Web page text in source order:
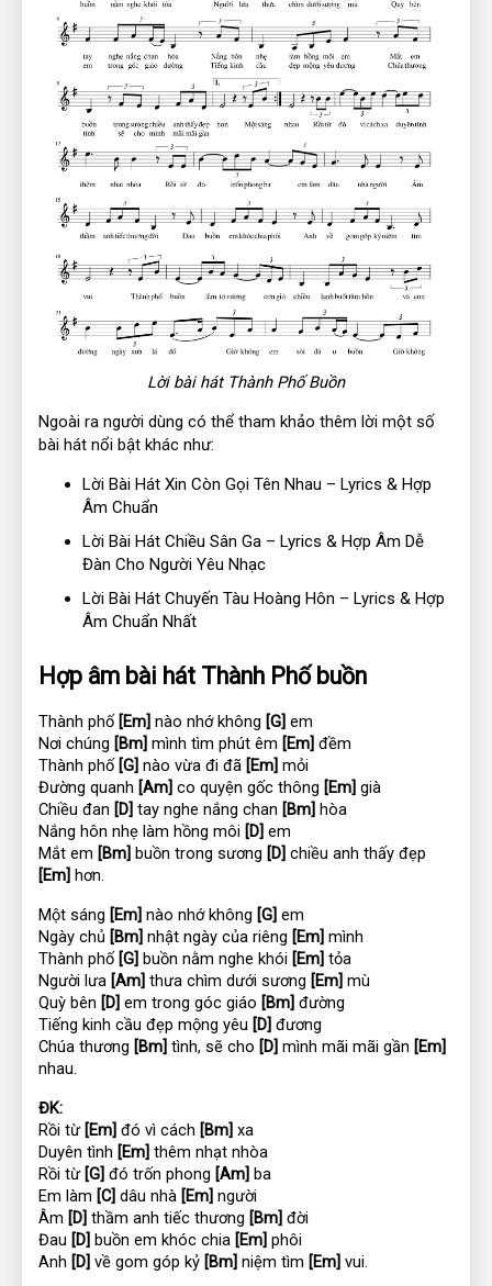
Lời bài hát Thành Phố Buồn
Ngoài ra người dùng có thể tham khảo thêm lời một số
bài hát nổi bật khác như:
Lời Bài Hát Xin Còn Gọi Tên Nhau – Lyrics & Hợp
Âm Chuẩn
Lời Bài Hát Chiều Sân Ga – Lyrics & Hợp Âm Dễ
Đàn Cho Người Yêu Nhạc
Lời Bài Hát Chuyến Tàu Hoàng Hôn – Lyrics & Hợp
Âm Chuẩn Nhất
Hợp âm bài hát Thành Phố buồn
Thành phố [Em] nào nhớ không [G] em
Nơi chúng [Bm] mình tìm phút êm [Em] đềm
Thành phố [G] nào vừa đi đã [Em] mỏi
Đường quanh [Am] co quyện gốc thông [Em] già
Chiều đan [D] tay nghe nắng chan [Bm] hòa
Nắng hôn nhẹ làm hồng môi [D] em
Mắt em [Bm] buồn trong sương [D]
[Em] hơn.
Một sáng [Em] nào nhớ không [G] em
Ngày chủ [Bm] nhật ngày của riêng [Em] mình
Thành phố [G] buồn nằm nghe khói [Em] tỏa
Người lưa [Am] thưa chìm dưới sương [Em] mù
Quỳ bên [D] em trong góc giáo [Bm] đường
Tiếng kinh cầu đẹp mộng yêu [D] đương
Chúa thương [Bm] tình, sẽ cho [D] mình mãi mãi gần [Em]
nhau.
ĐK:
Rồi từ [Em] đó vì cách [Bm] xa
Duyên tình [Em] thêm nhạt nhòa
Rồi từ [G] đó trốn phong [Am] ba
Em làm [C] dâu nhà [Em] người
Âm [D] thầm anh tiếc thương [Bm] đời
Đau [D] buồn em khóc chia [Em] phôi
Anh [D] về gom góp kỷ [Bm] niệm tìm [Em] vui.